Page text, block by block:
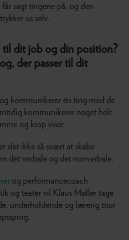
sagt tingene på, og den
os selv.
til dit job og din position?
der passer til dit
kommunikerer én ting med de
kommunikerer noget helt
og krop viser.
slet ikke så svært at skabe
det verbale og det nonverbale.
og performancecoach
og teater vil Klaus Møller tage
underholdende og lærerig tour